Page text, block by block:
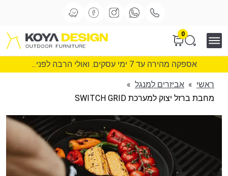
0
אספקה מהירה עד 7 ימי עסקים. ואולי הרבה לפני...
ראשי » אביזרים למנגל »
מחבת ברזל יצוק למערכת SWITCH GRID